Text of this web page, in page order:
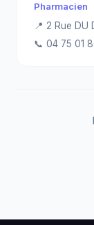
Pharmacien
📍 2 Rue DU
📞 04 75 01